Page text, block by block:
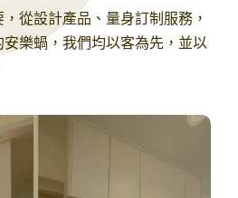
從設計產品、量身訂制服務，
樂蝸，我們均以客為先，並以